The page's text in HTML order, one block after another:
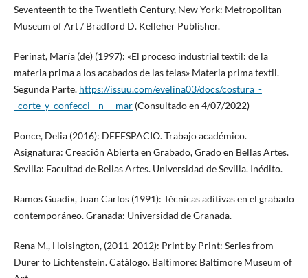
Seventeenth to the Twentieth Century, New York: Metropolitan
Museum of Art / Bradford D. Kelleher Publisher.
Perinat, María (de) (1997): «El proceso industrial textil: de la
materia prima a los acabados de las telas» Materia prima textil.
Segunda Parte. https://issuu.com/evelina03/docs/costura_-
_corte_y_confecci__n_-_mar(Consultado en 4/07/2022)
Ponce, Delia (2016): DEEESPACIO. Trabajo académico.
Asignatura: Creación Abierta en Grabado, Grado en Bellas Artes.
Sevilla: Facultad de Bellas Artes. Universidad de Sevilla. Inédito.
Ramos Guadix, Juan Carlos (1991): Técnicas aditivas en el grabado
contemporáneo. Granada: Universidad de Granada.
Rena M., Hoisington, (2011-2012): Print by Print: Series from
Dürer to Lichtenstein. Catálogo. Baltimore: Baltimore Museum of